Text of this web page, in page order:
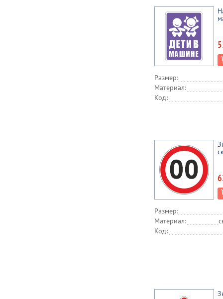
Размер:
Материал:
Код:
Размер:
Материал:
Код: